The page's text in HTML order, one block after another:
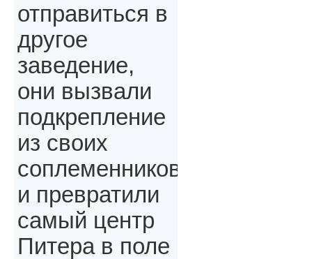
отправиться в
другое
заведение,
они вызвали
подкрепление
из своих
соплеменников
и превратили
самый центр
Питера в поле